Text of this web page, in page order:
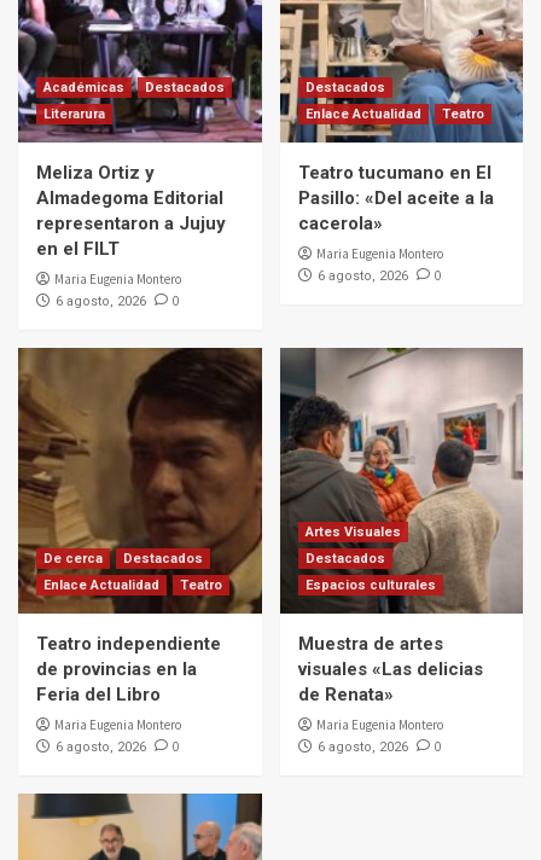
Académicas
Destacados
Literarura
Meliza Ortiz y
Almadegoma Editorial
representaron a Jujuy
en el FILT
Maria Eugenia Montero
6 agosto, 2026 0
Destacados
Enlace Actualidad
Teatro
Teatro tucumano en El
Pasillo: «Del aceite a la
cacerola»
Maria Eugenia Montero
6 agosto, 2026 0
De cerca
Destacados
Enlace Actualidad
Teatro
Teatro independiente
de provincias en la
Feria del Libro
Maria Eugenia Montero
6 agosto, 2026 0
Artes Visuales
Destacados
Espacios culturales
Muestra de artes
visuales «Las delicias
de Renata»
Maria Eugenia Montero
6 agosto, 2026 0